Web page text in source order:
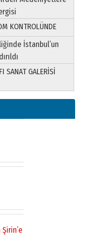
KONTROLÜNDE
İstanbul’un
SANAT GALERİSİ